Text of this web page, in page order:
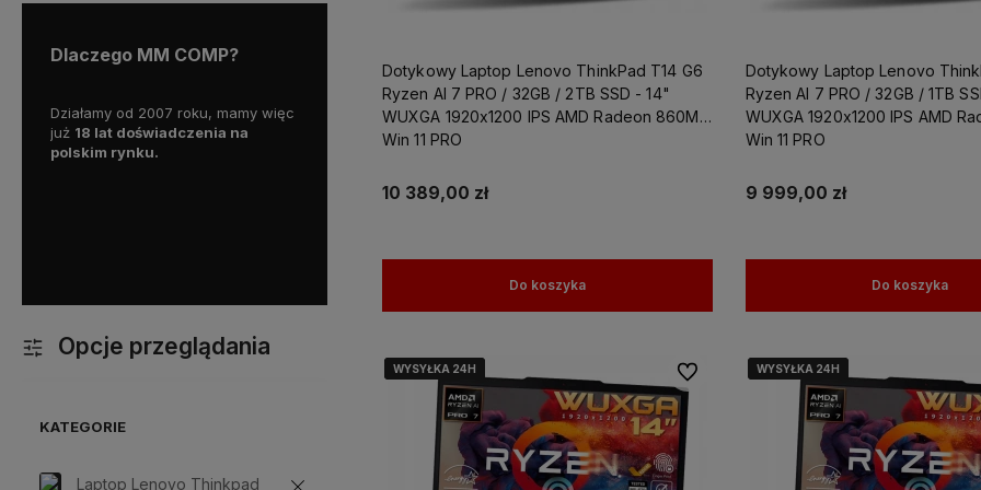
Dlaczego MM COMP?
Działamy od 2007 roku, mamy więc
już 18 lat doświadczenia na
polskim rynku.
Wszystkie nasze produkty objęte są
gwaracją, a nasz doświadczony
personel pomoże w wyborze
z kazdym problemem dotyczącym
Skorzystaj z darmowej dostawy już Działamy od 2007 roku,
już18 lat doświadczenia
polskim rynku.
Opcje przeglądania
KATEGORIE
Laptop Lenovo Thinkpad
Dotykowy Laptop Lenovo ThinkPad T14 G6
Ryzen AI 7 PRO / 32GB / 2TB SSD - 14"
WUXGA 1920x1200 IPS AMD Radeon 860M
Win 11 PRO
10 389,00 zł
Do koszyka
Dotykowy Laptop Lenovo
Ryzen AI 7 PRO / 32GB / 1TB
WUXGA 1920x1200 IPS AMD
Win 11 PRO
9 999,00 zł
Do koszyka
WYSYŁKA 24H
WYSYŁKA 24H
WYSYŁKA 24H Do ulubionychWYSYŁKA 24H
WYSYŁKA 24H
WYSYŁKA 24H